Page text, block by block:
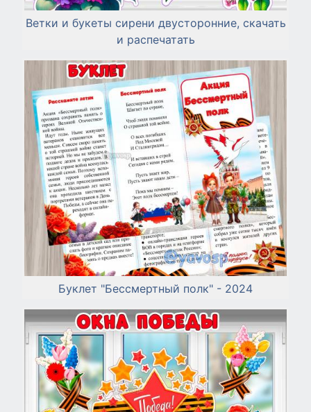
Ветки и букеты сирени двусторонние, скачать
и распечатать
Буклет "Бессмертный полк" - 2024